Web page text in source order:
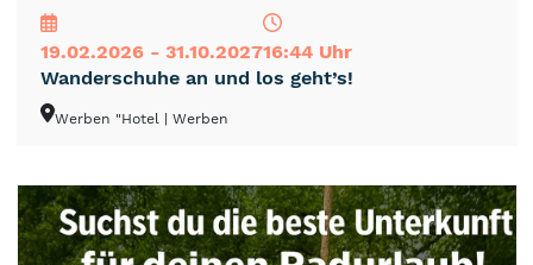
19.02.2026 - 31.10.202716:44 Uhr
Wanderschuhe an und los geht’s!
Werben "Hotel | Werben